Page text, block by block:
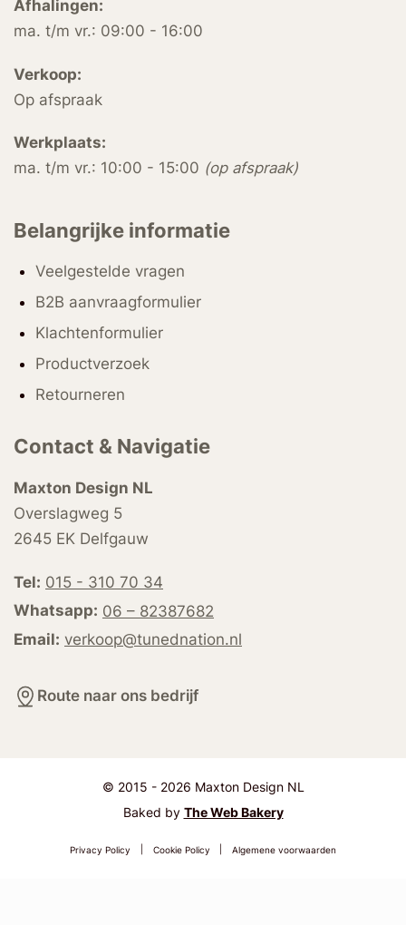
Afhalingen:
ma. t/m vr.: 09:00 - 16:00
Verkoop:
Op afspraak
Werkplaats:
ma. t/m vr.: 10:00 - 15:00 (op afspraak)
Belangrijke informatie
Veelgestelde vragen
B2B aanvraagformulier
Klachtenformulier
Productverzoek
Retourneren
Contact & Navigatie
Maxton Design NL
Overslagweg 5
2645 EK Delfgauw
Tel: 015 - 310 70 34
Whatsapp: 06 – 82387682
Email: verkoop@tunednation.nl
Route naar ons bedrijf
© 2015 - 2026 Maxton Design NL
Baked by The Web Bakery
Privacy Policy Cookie Policy Algemene voorwaarden